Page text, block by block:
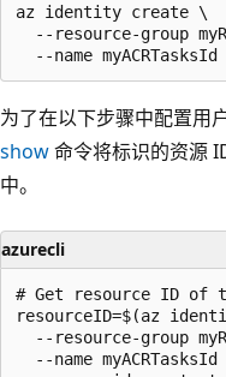
az identity create \
--resource-group
为了在以下步骤中配置用
show命令将标识的资源
中。
azurecli
# Get resource ID of
resourceID=$(az
--resource-group
--name myACRTasksId